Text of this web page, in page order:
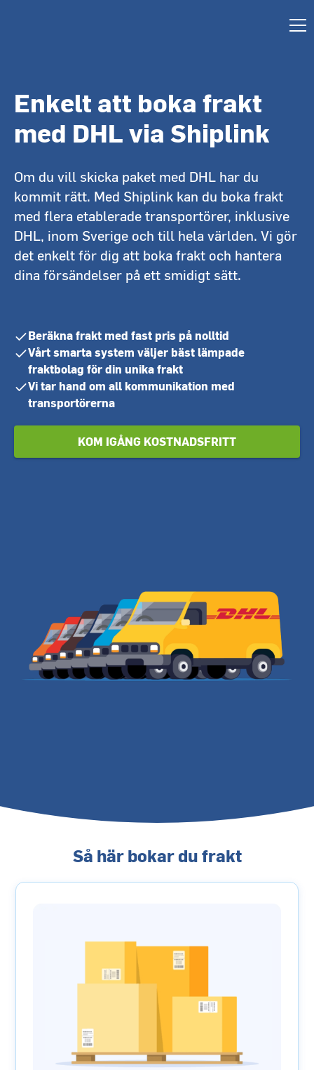
Enkelt att boka frakt
med DHL via Shiplink
Om du vill skicka paket med DHL har du
kommit rätt. Med Shiplink kan du boka frakt
med flera etablerade transportörer, inklusive
DHL, inom Sverige och till hela världen. Vi gör
det enkelt för dig att boka frakt och hantera
dina försändelser på ett smidigt sätt.
Beräkna frakt med fast pris på nolltid
Vårt smarta system väljer bäst lämpade
fraktbolag för din unika frakt
Vi tar hand om all kommunikation med
transportörerna
KOM IGÅNG KOSTNADSFRITT
Så här bokar du frakt